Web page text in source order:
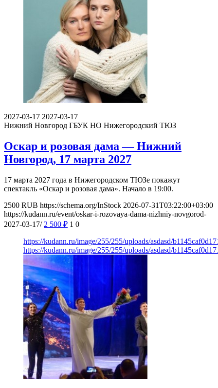
2027-03-17 2027-03-17
Нижний Новгород ГБУК НО Нижегородский ТЮЗ
Оскар и розовая дама — Нижний
Новгород, 17 марта 2027
17 марта 2027 года в Нижегородском ТЮЗе покажут
спектакль «Оскар и розовая дама». Начало в 19:00.
2500 RUB https://schema.org/InStock 2026-07-31T03:22:00+03:00
https://kudann.ru/event/oskar-i-rozovaya-dama-nizhniy-novgorod-
2027-03-17/ 2 500 ₽ 1 0
https://kudann.ru/image/255/255/uploads/asdasd/
https://kudann.ru/image/255/255/uploads/asdasd/